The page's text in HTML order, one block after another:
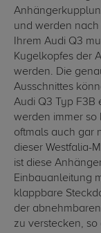
und werden
Ihrem Audi Q3
Kugelkopfes der
werden. Die
Ausschnittes
Audi Q3 Typ F3B
werden immer so
oftmals auch gar
dieser Westfalia-
ist diese
Einbauanleitung
klappbare
der
zu verstecken, so